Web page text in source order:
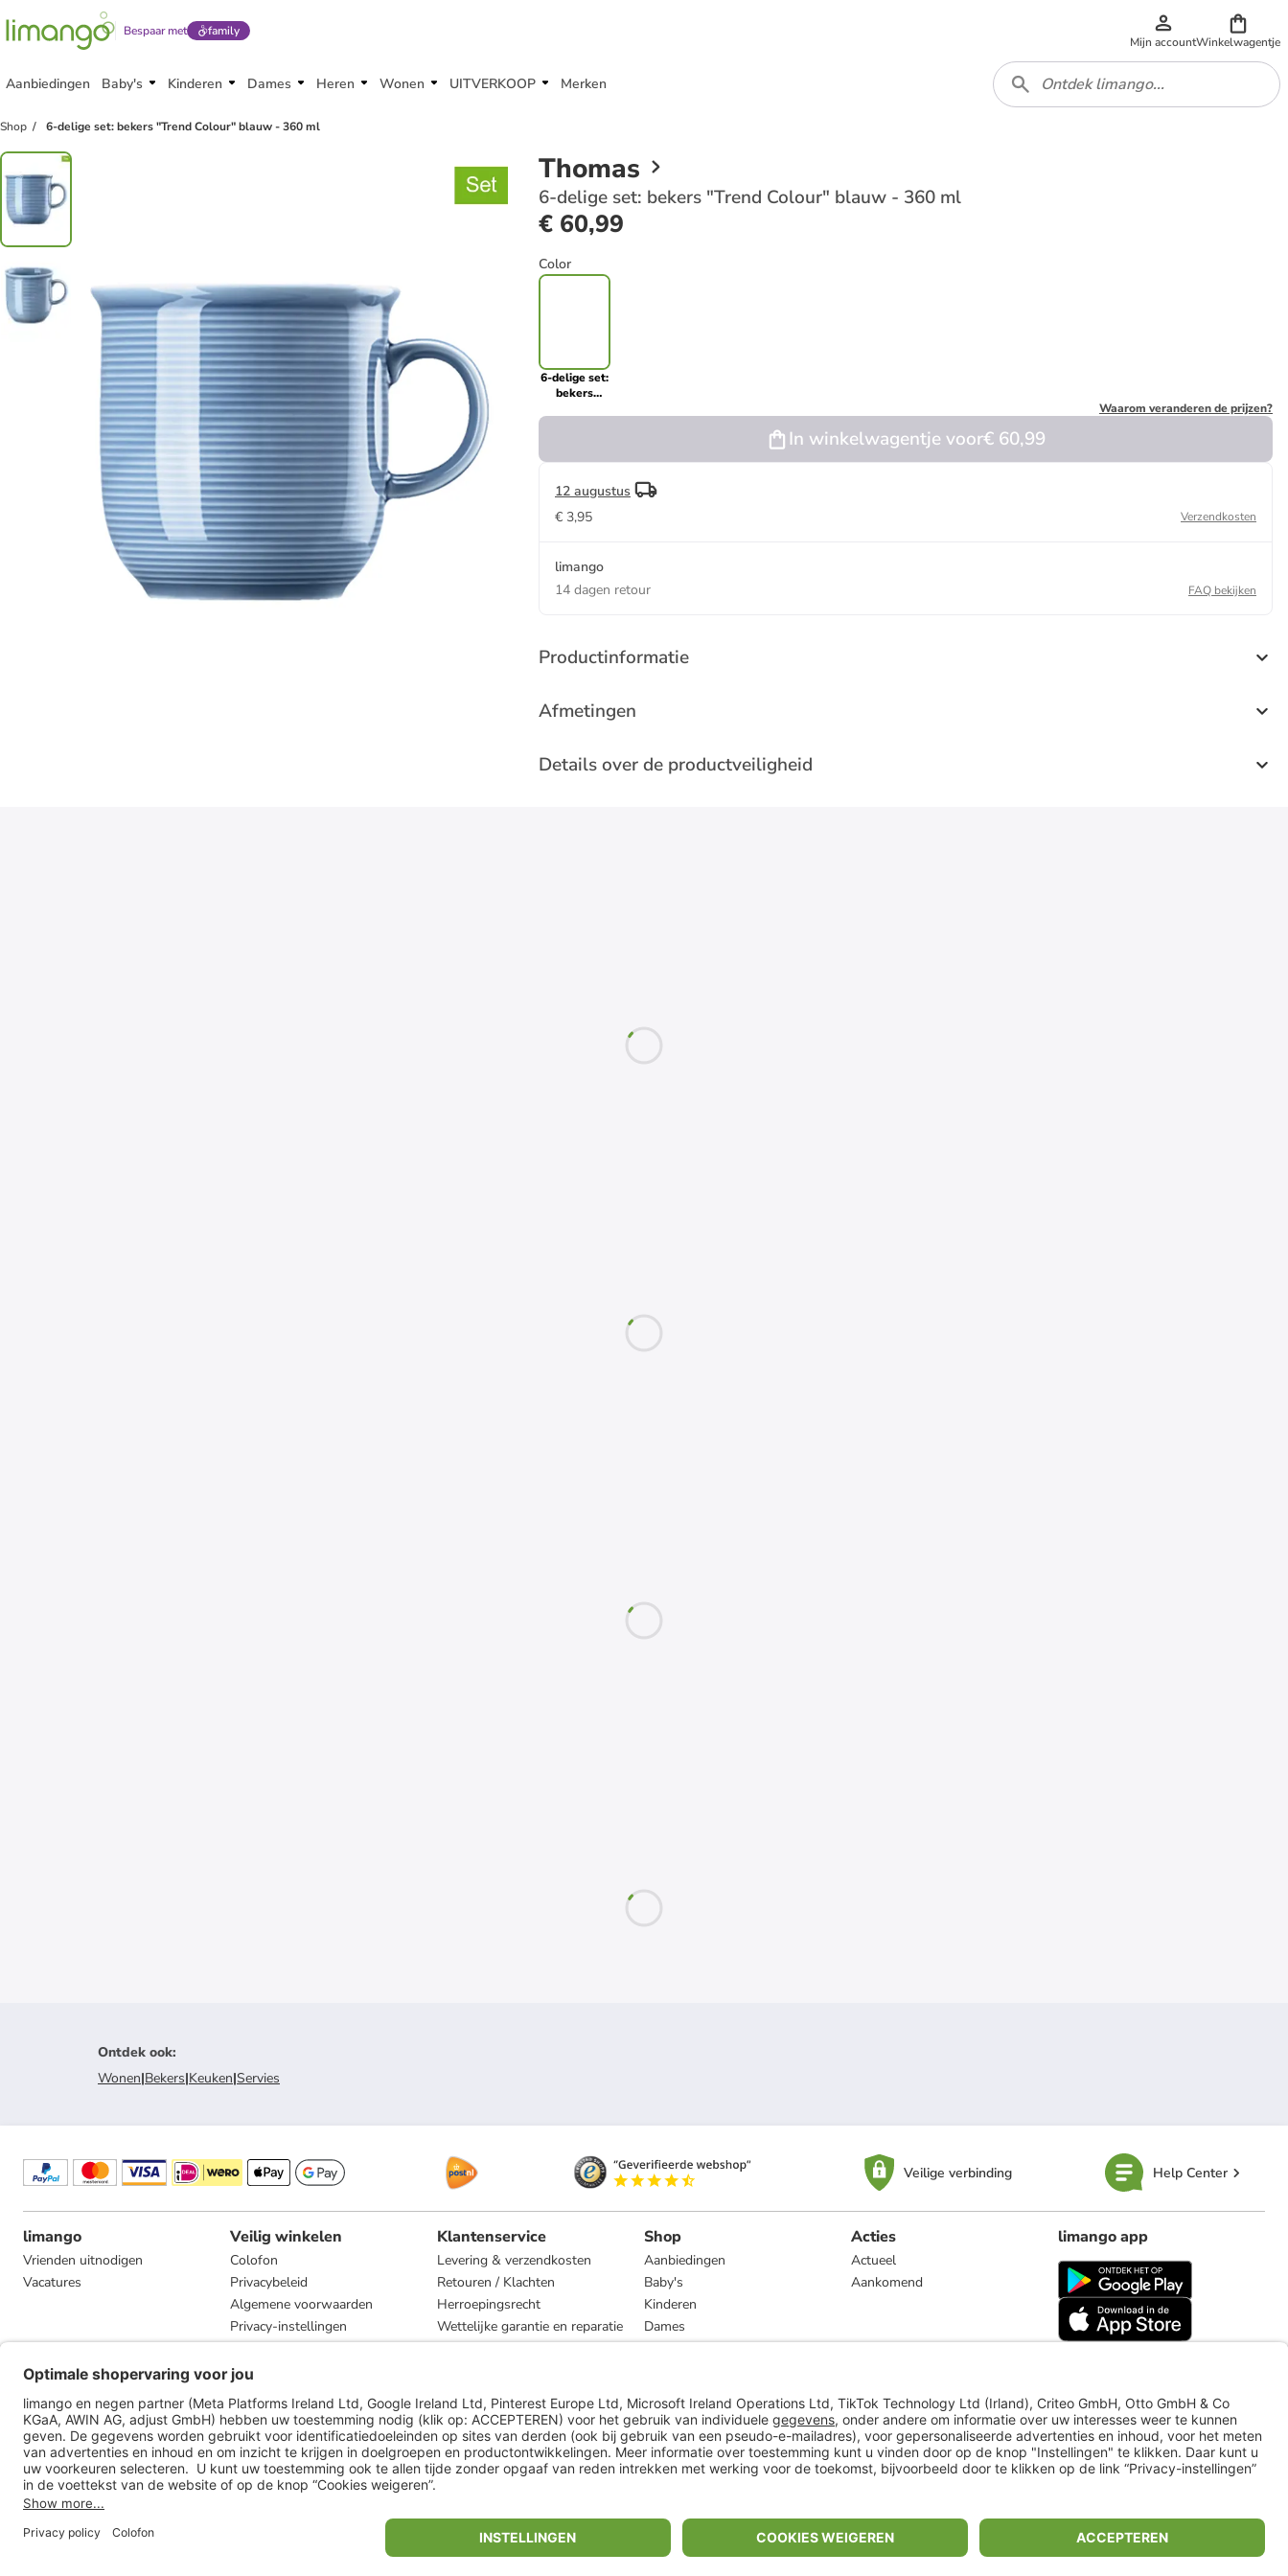
Bespaar met family
Mijn accountWinkelwagentje
Aanbiedingen Baby's Kinderen Dames Heren Wonen UITVERKOOP Merken
Shop 6-delige set: bekers "Trend Colour" blauw - 360 ml
Thomas
6-delige set: bekers "Trend Colour" blauw - 360 ml
€ 60,99
Color
6-delige set:
bekers
Waarom veranderen de prijzen?
In winkelwagentje voor€ 60,99
12 augustus
€ 3,95
Verzendkosten
limango
14 dagen retour
FAQ bekijken
Productinformatie
Afmetingen
Details over de productveiligheid
Ontdek ook:
Wonen|Bekers|Keuken|Servies
Veilige verbinding Help Center
limango
Vrienden uitnodigen
Vacatures
Veilig winkelen
Colofon
Privacybeleid
Algemene voorwaarden
Privacy-instellingen
Compliance
Klantenservice
Levering & verzendkosten
Retouren / Klachten
Herroepingsrecht
Wettelijke garantie en reparatie
Shop
Aanbiedingen
Baby's
Kinderen
Dames
Heren
Acties
Actueel
Aankomend
limango app
limango.de limango.pl
** Alle prijsopgaven zijn inclusief belasting en exclusief verzendkosten
ᵃ Bij een minimale bestelwaarde van €15.
ᶜ Alle informatie & voorwaarden op
www.limango.nl/invite